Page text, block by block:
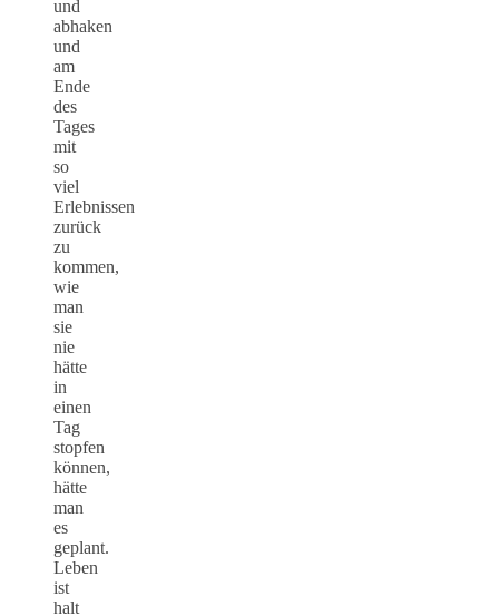
und
abhaken
und
am
Ende
des
Tages
mit
so
viel
Erlebnissen
zurück
zu
kommen,
wie
man
sie
nie
hätte
in
einen
Tag
stopfen
können,
hätte
man
es
geplant.
Leben
ist
halt